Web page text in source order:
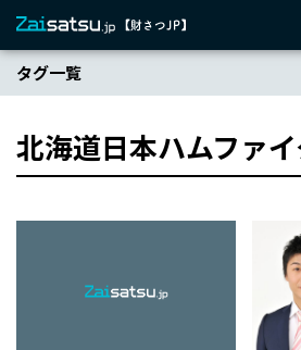
タグ一覧
北海道日本ハムファ